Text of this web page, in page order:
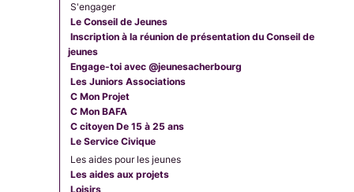
S'engager
Le Conseil de Jeunes
Inscription à la réunion de présentation du Conseil de
jeunes
Engage-toi avec @jeunesacherbourg
Les Juniors Associations
C Mon Projet
C Mon BAFA
C citoyen De 15 à 25 ans
Le Service Civique
Les aides pour les jeunes
Les aides aux projets
Loisirs